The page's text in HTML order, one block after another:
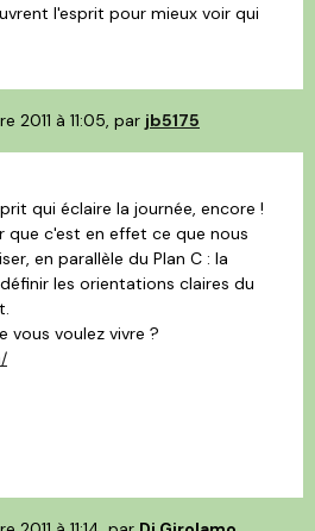
l'esprit pour mieux voir qui
2011 à 11:05, par jb5175
qui éclaire la journée, encore !
que c'est en effet ce que nous
en parallèle du Plan C : la
les orientations claires du
vous voulez vivre ?